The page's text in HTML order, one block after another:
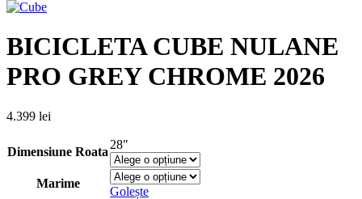
BICICLETA CUBE NULANE
PRO GREY CHROME 2026
4.399 lei
Dimensiune Roata
28"
Marime
Golește